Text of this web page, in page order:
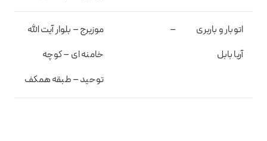
اتوبار و باربری
آریا بابل
–
موزیرج – بلوار آیت الله
خامنه ای – کوچه
توحید – طبقه همکف